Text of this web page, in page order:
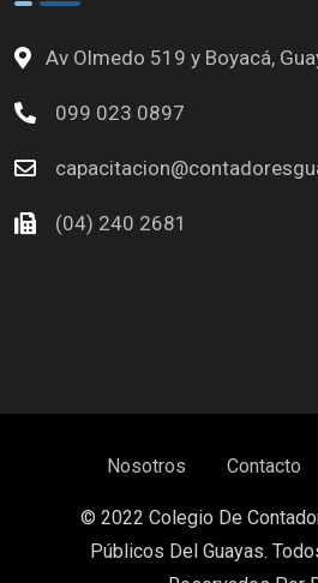
Av Olmedo 519 y Boyacá,
099 023 0897
(04) 240 2681
Nosotros Contacto
© 2022 Colegio De
Públicos Del Guayas.